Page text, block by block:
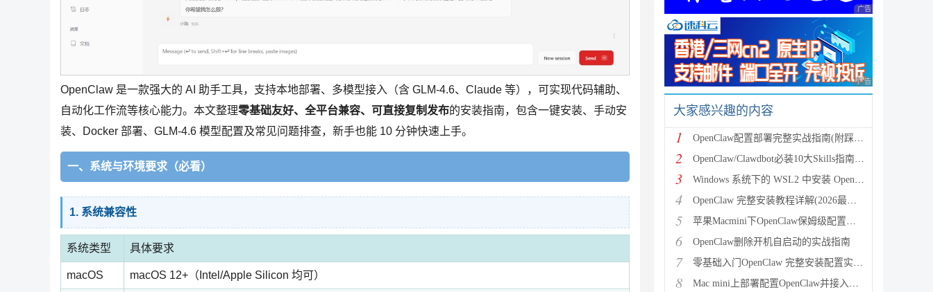
OpenClaw 是一款强大的 AI 助手工具，支持本地部署、多模型接入（含 GLM-4.6、Claude 等），可实现代码辅助、
自动化工作流等核心能力。本文整理零基础友好、全平台兼容、可直接复制发布的安装指南，包含一键安装、手动安
装、Docker 部署、GLM-4.6 模型配置及常见问题排查，新手也能 10 分钟快速上手。
一、系统与环境要求（必看）
1. 系统兼容性
系统类型 具体要求
macOS macOS 12+（Intel/Apple Silicon 均可）
广告 商业广告，理性
广告 商业广告，理性
大家感兴趣的内容
1 OpenClaw配置部署完整实战指南(附踩坑记录)
2 OpenClaw/Clawdbot必装10大Skills指南：从部署到技能精通
3 Windows 系统下的 WSL2 中安装 OpenClaw 的完整详细教程
4 OpenClaw 完整安装教程详解(2026最新版,全平台通用)
5 苹果Macmini下OpenClaw保姆级配置教程(全网最简单)
6 OpenClaw删除开机自启动的实战指南
7 零基础入门OpenClaw 完整安装配置实战指南(完全流程)
8 Mac mini上部署配置OpenClaw并接入国产大模型与飞书